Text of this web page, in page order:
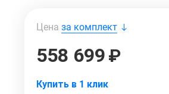
Цена за комплект
558 699
Купить в 1 клик